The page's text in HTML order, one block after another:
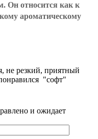
Он относится как к
ароматическому
не резкий, приятный
"софт"
и ожидает